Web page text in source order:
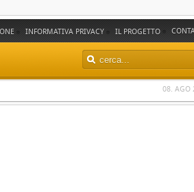
IL PROGETTO
INFORMATIVA PRIVACY
08. AGO